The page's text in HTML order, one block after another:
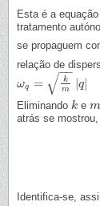
Esta é a
tratamento
se propaguem
relação de
ωq =
k
m
−−
√ q|
ωq =km q |
Eliminando k
k em
m
atrás se
Identifica-se,